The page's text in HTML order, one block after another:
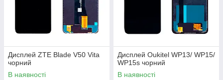
Дисплей ZTE Blade V50 Vita
чорний
В наявності
Дисплей Oukitel WP13/ WP15/
WP15s чорний
В наявності